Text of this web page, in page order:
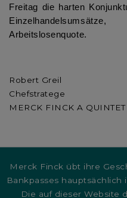
Freitag die harten
Arbeitslosenquote.
Robert Greil
Chefstratege
MERCK FINCK A
Merck Finck übt ihre
Bankpasses hauptsächlich
Die auf dieser Website